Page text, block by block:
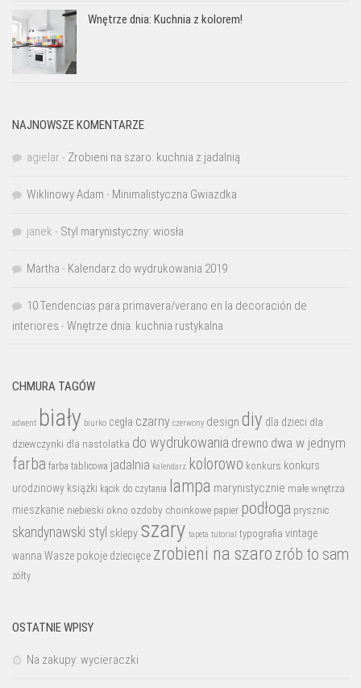
Wnętrze dnia: Kuchnia z kolorem!
NAJNOWSZE KOMENTARZE
agielar - Zrobieni na szaro: kuchnia z jadalnią
Wiklinowy Adam - Minimalistyczna Gwiazdka
janek - Styl marynistyczny: wiosła
Martha - Kalendarz do wydrukowania 2019
10 Tendencias para primavera/verano en la decoración de
interiores -Wnętrze dnia: kuchnia rustykalna
CHMURA TAGÓW
adwent biały biurko cegła czarny czerwony design diy dla dzieci dla
dziewczynki dla nastolatka do wydrukowania drewno dwa w jednym
farba farba tablicowa jadalnia kalendarz kolorowo konkurs konkurs
urodzinowy książki kącik do czytania lampa marynistycznie małe wnętrza
mieszkanie niebieski okno ozdoby choinkowe papier podłoga prysznic
skandynawski styl sklepy szary tapeta tutorial typografia vintage
wanna Wasze pokoje dziecięce zrobieni na szaro zrób to sam
żółty
OSTATNIE WPISY
Na zakupy: wycieraczki